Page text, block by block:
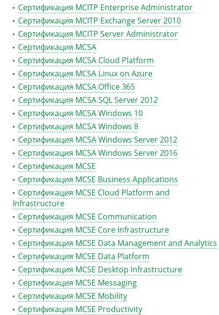
Сертификация MCITP Enterprise Administrator
Сертификация MCITP Exchange Server 2010
Сертификация MCITP Server Administrator
Сертификация MCSA
Сертификация MCSA Cloud Platform
Сертификация MCSA Linux on Azure
Сертификация MCSA Office 365
Сертификация MCSA SQL Server 2012
Сертификация MCSA Windows 10
Сертификация MCSA Windows 8
Сертификация MCSA Windows Server 2012
Сертификация MCSA Windows Server 2016
Сертификация MCSE
Сертификация MCSE Business Applications
Сертификация MCSE Cloud Platform and
Infrastructure
Сертификация MCSE Communication
Сертификация MCSE Core Infrastructure
Сертификация MCSE Data Management and Analytics
Сертификация MCSE Data Platform
Сертификация MCSE Desktop Infrastructure
Сертификация MCSE Messaging
Сертификация MCSE Mobility
Сертификация MCSE Productivity